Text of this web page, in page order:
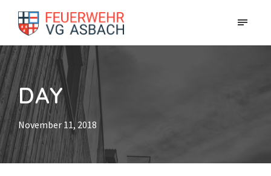
DAY
November 11, 2018